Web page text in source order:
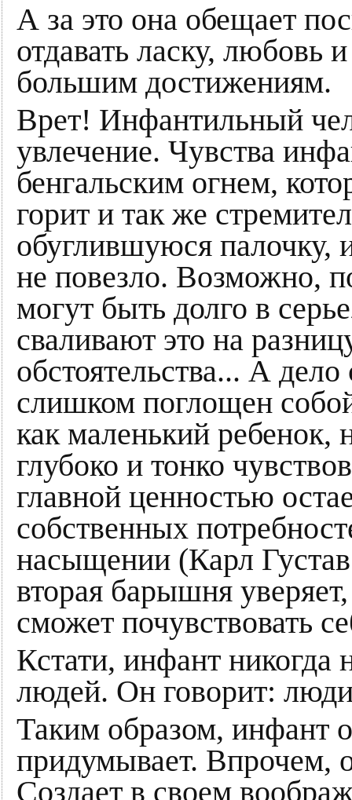
А за это она обещает
отдавать ласку, любовь
большим достижениям.
Врет! Инфантильный
увлечение. Чувства
бенгальским огнем,
горит и так же
обуглившуюся палочку,
не повезло. Возможно,
могут быть долго в
сваливают это на
обстоятельства... А
слишком поглощен
как маленький ребенок,
глубоко и тонко
главной ценностью
собственных
насыщении (Карл
вторая барышня
сможет почувствовать
Кстати, инфант
людей. Он говорит:
Таким образом, инфант
придумывает. Впрочем,
Создает в своем